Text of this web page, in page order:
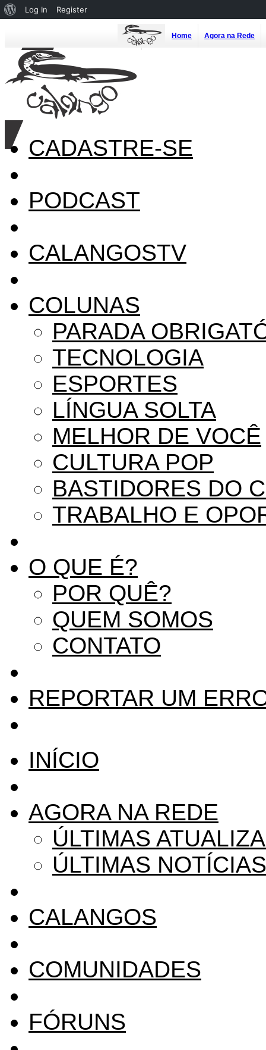
Home Agora na Rede
CADASTRE-SE
PODCAST
CALANGOSTV
COLUNAS
PARADA
TECNOLOGIA
ESPORTES
LÍNGUA SOLTA
MELHOR DE VOCÊ
CULTURA POP
BASTIDORES DO
TRABALHO E
O QUE É?
POR QUÊ?
QUEM SOMOS
CONTATO
REPORTAR UM
INÍCIO
AGORA NA REDE
ÚLTIMAS
ÚLTIMAS NOTÍCIAS
CALANGOS
COMUNIDADES
FÓRUNS
About
Log In Register